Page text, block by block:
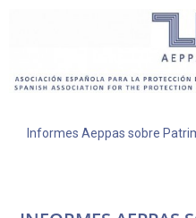
Informes Aeppas sobre